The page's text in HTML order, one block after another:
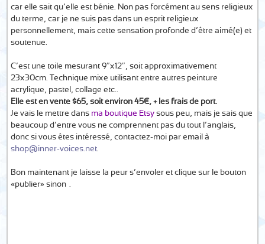
car elle sait qu’elle est bénie. Non pas forcément au sens religieux
du terme, car je ne suis pas dans un esprit religieux
personnellement, mais cette sensation profonde d’être aimé(e) et
soutenue.
C’est une toile mesurant 9″x12″, soit approximativement
23x30cm. Technique mixe utilisant entre autres peinture
acrylique, pastel, collage etc..
Elle est en vente $65, soit environ 45€, + les frais de port.
Je vais le mettre dans ma boutique Etsy sous peu, mais je sais que
beaucoup d’entre vous ne comprennent pas du tout l’anglais,
donc si vous êtes intéressé, contactez-moi par email à
shop@inner-voices.net.
Bon maintenant je laisse la peur s’envoler et clique sur le bouton
«publier» sinon….